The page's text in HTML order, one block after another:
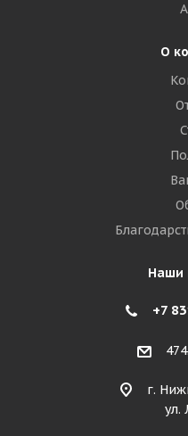
О
Наши
+7
г.
ул.